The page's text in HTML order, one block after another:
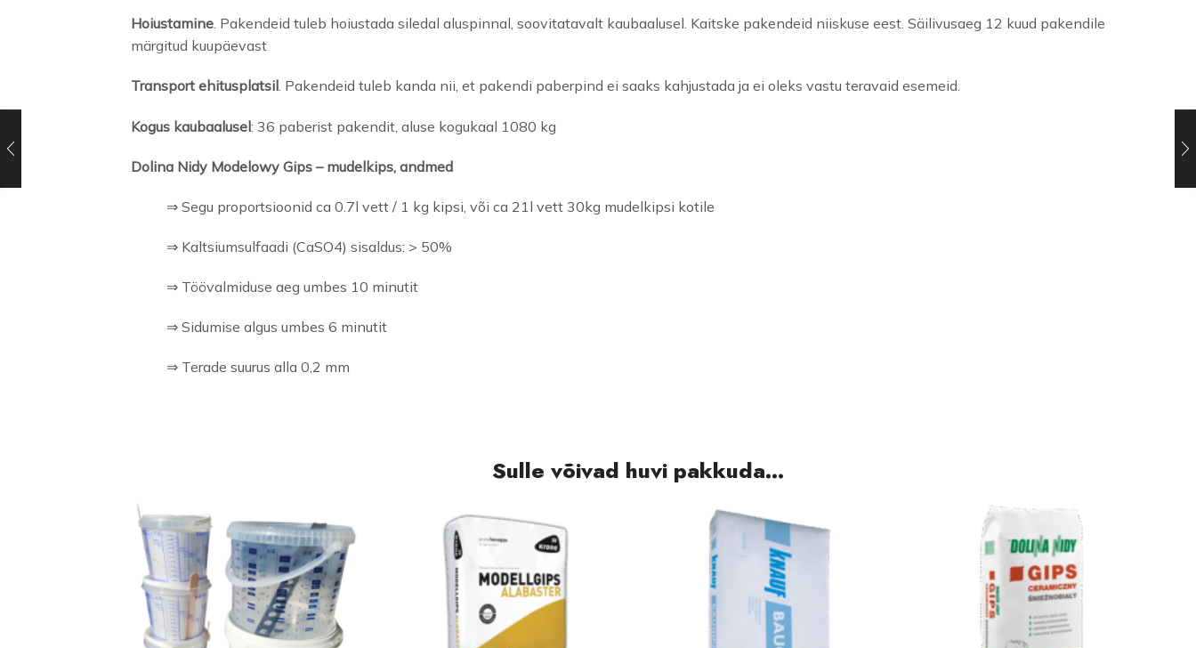
Hoiustamine. Pakendeid tuleb hoiustada siledal aluspinnal, soovitatavalt kaubaalusel. Kaitske pakendeid niiskuse eest. Säilivusaeg 12 kuud pakendile
märgitud kuupäevast
Transport ehitusplatsil. Pakendeid tuleb kanda nii, et pakendi paberpind ei saaks kahjustada ja ei oleks vastu teravaid esemeid.
Kogus kaubaalusel: 36 paberist pakendit, aluse kogukaal 1080 kg
Dolina Nidy Modelowy Gips – mudelkips, andmed
⇒ Segu proportsioonid ca 0.7l vett / 1 kg kipsi, või ca 21l vett 30kg mudelkipsi kotile
⇒ Kaltsiumsulfaadi (CaSO4) sisaldus: > 50%
⇒ Töövalmiduse aeg umbes 10 minutit
⇒ Sidumise algus umbes 6 minutit
⇒ Terade suurus alla 0,2 mm
Sulle võivad huvi pakkuda...